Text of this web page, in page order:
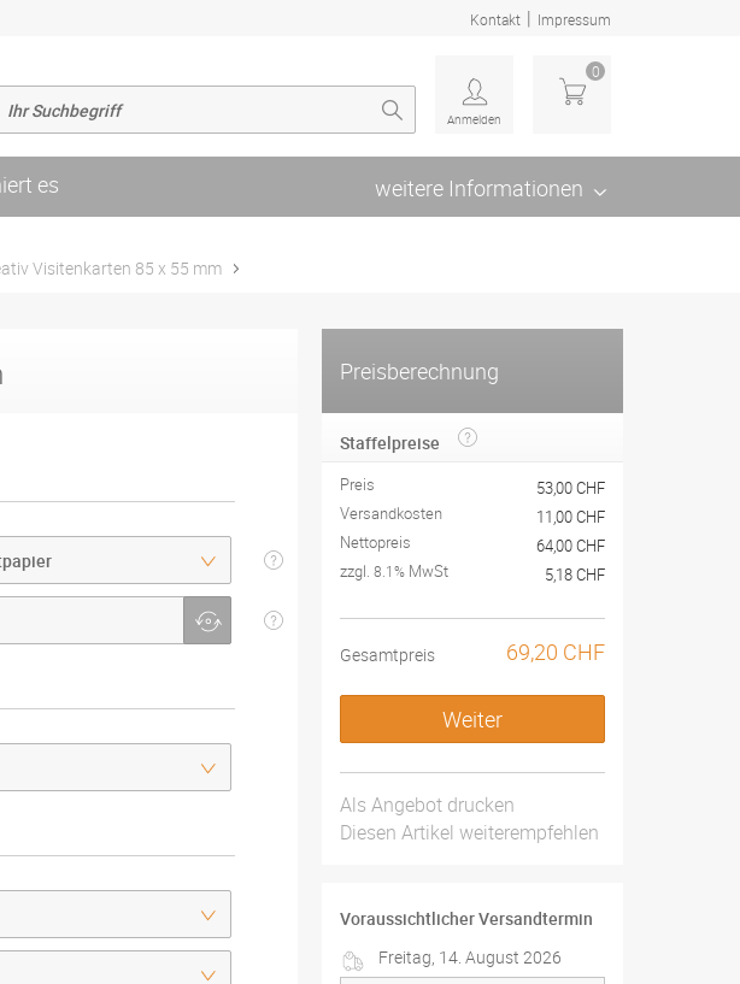
Kontakt | Impressum
Anmelden
0
es weitere Informationen
Visitenkarten 85 x 55 mm
Preisberechnung
Staffelpreise
Preis
53,00 CHF
Versandkosten
11,00 CHF
Nettopreis
64,00 CHF
zzgl. 8.1% MwSt 5,18 CHF
Gesamtpreis 69,20 CHF
Weiter
Als Angebot drucken
Diesen Artikel weiterempfehlen
Voraussichtlicher Versandtermin
Freitag, 14. August 2026